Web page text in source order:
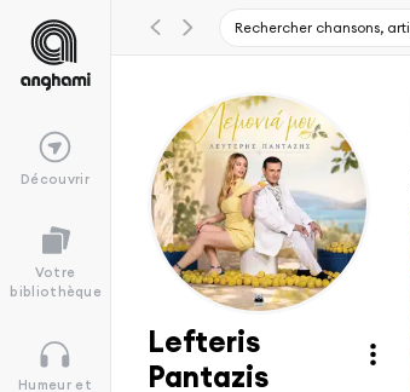
Découvrir
Votre
bibliothèque
Humeur et
Lefteris
Pantazis